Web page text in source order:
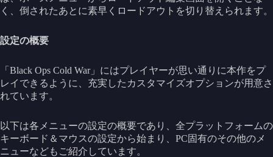
く、倒されたあとに素早くロードアウトを切り替えられます。
設定の概要
「Black Ops Cold War」にはプレイヤーが思い通りに本作をプ
レイできるように、充実したカスタマイズオプションが用意さ
れています。
以下は各メニューの設定の概要であり、全プラットフォームの
キーボード＆マウスの設定から始まり、PC固有のその他のメ
ニューなどもご紹介しています。